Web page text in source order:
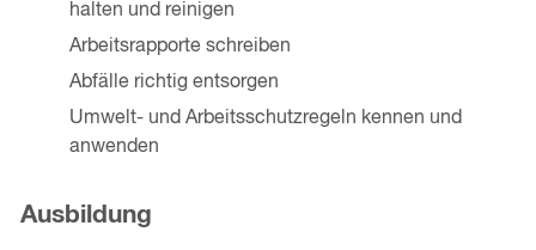
halten und reinigen
Arbeitsrapporte schreiben
Abfälle richtig entsorgen
Umwelt- und Arbeitsschutzregeln kennen und
anwenden
Ausbildung